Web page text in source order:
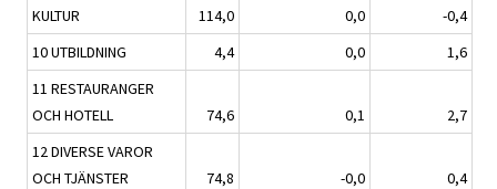
KULTUR
114,0 0,0
-0,4
10 UTBILDNING
4,4 0,0
1,6
11 RESTAURANGER
OCH HOTELL
74,6 0,1
2,7
12 DIVERSE VAROR
OCH TJÄNSTER
74,8 -0,0 0,4